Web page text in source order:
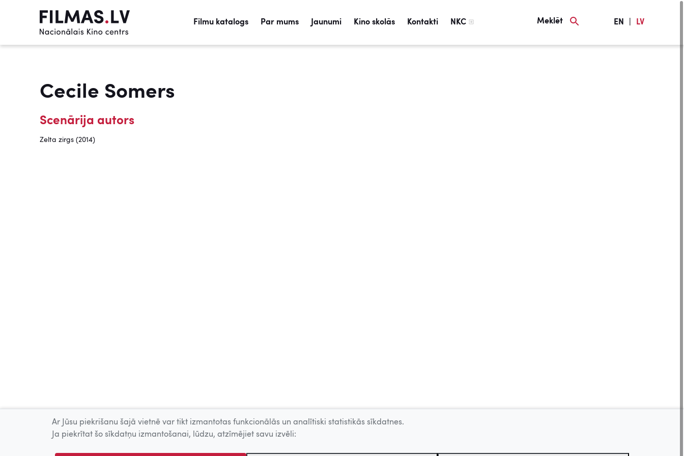
Filmu katalogs Par mums Jaunumi Kino skolās Kontakti NKC Meklēt EN LV
Cecile Somers
Scenārija autors
Zelta zirgs (2014)
Ar Jūsu piekrišanu šajā vietnē var tikt izmantotas funkcionālās un analītiski statistikās sīkdatnes.
Ja piekrītat šo sīkdatņu izmantošanai, lūdzu, atzīmējiet savu izvēli: